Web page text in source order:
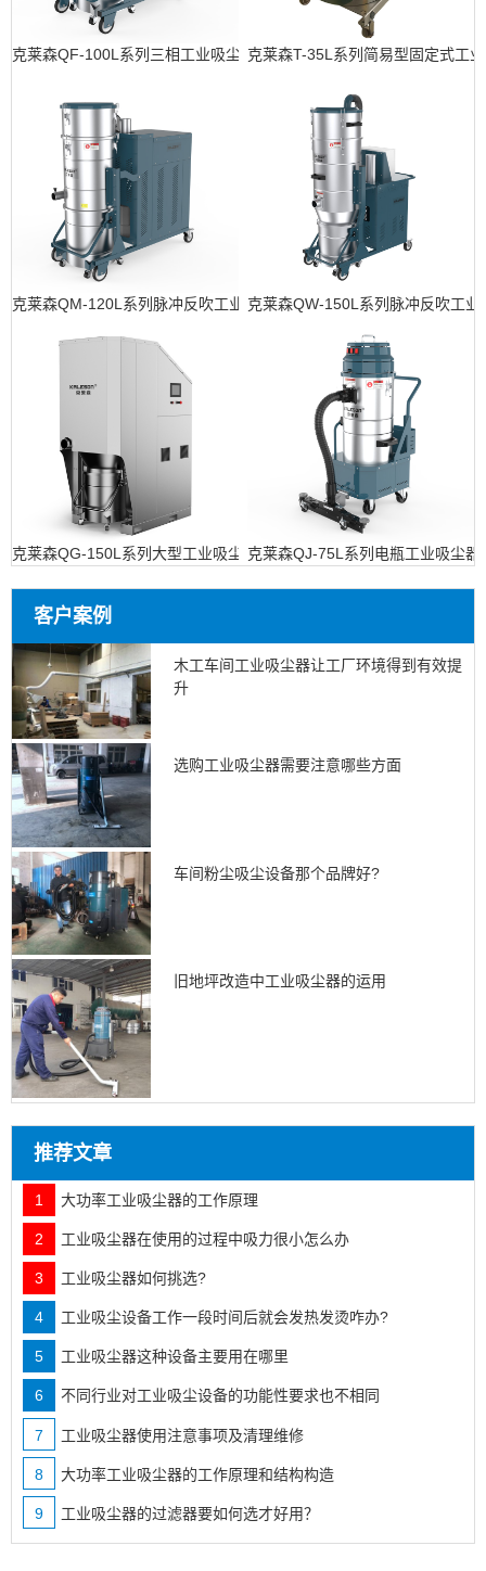
克莱森QF-100L系列三相工业吸尘器克莱森T-35L系列简易型固定式工
克莱森QM-120L系列脉冲反吹工业吸尘器克莱森QW-150L系列脉冲反吹工业
克莱森QG-150L系列大型工业吸尘设备克莱森QJ-75L系列电瓶工业吸尘器
客户案例
木工车间工业吸尘器让工厂环境得到有效提
升
选购工业吸尘器需要注意哪些方面
车间粉尘吸尘设备那个品牌好?
旧地坪改造中工业吸尘器的运用
推荐文章
1 大功率工业吸尘器的工作原理
2 工业吸尘器在使用的过程中吸力很小怎么办
3 工业吸尘器如何挑选?
4 工业吸尘设备工作一段时间后就会发热发烫咋办?
5 工业吸尘器这种设备主要用在哪里
6 不同行业对工业吸尘设备的功能性要求也不相同
7 工业吸尘器使用注意事项及清理维修
8 大功率工业吸尘器的工作原理和结构构造
9 工业吸尘器的过滤器要如何选才好用？